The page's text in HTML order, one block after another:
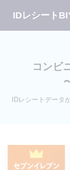
IDレシート
コンビ
IDレシートデータ